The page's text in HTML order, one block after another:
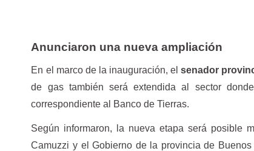
Anunciaron una nueva ampliación
En el marco de la inauguración, el senador
de gas también será extendida al sector
correspondiente al Banco de Tierras.
Según informaron, la nueva etapa será posible
Camuzzi y el Gobierno de la provincia de